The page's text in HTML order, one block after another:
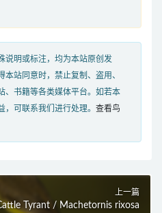
说明或标注，均为本站原创发
站同意时，禁止复制、盗用、
、书籍等各类媒体平台。如若本
，可联系我们进行处理。 查看鸟
上一篇
Tyrant / Machetornis rixosa